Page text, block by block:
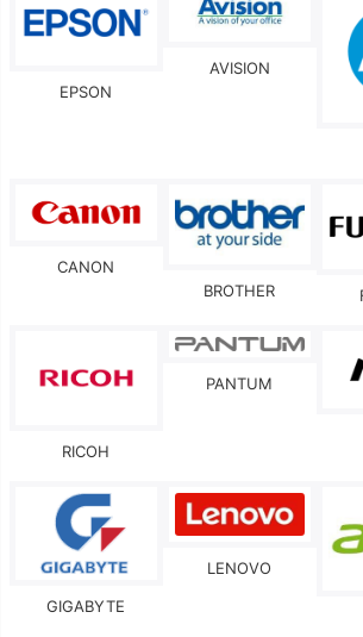
EPSON
AVISION
CANON
BROTHER
RICOH
PANTUM
GIGABYTE
LENOVO